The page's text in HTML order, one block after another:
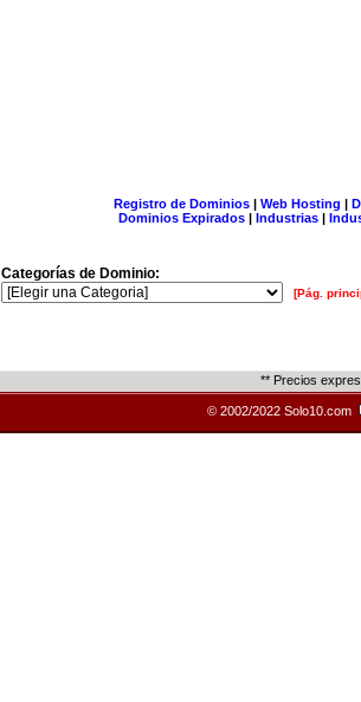
Registro de Dominios| Web Hosting |
Dominios Expirados | Industrias |
Categorías de Dominio:
[Pág.
** Precios
© 2002/2022 Solo10.com